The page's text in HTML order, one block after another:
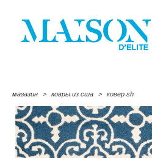
магазин > ковры из сша > ковер sh